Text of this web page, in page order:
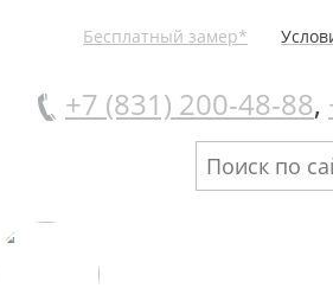
+7 (831) 200-48-88,
Бесплатный замер*